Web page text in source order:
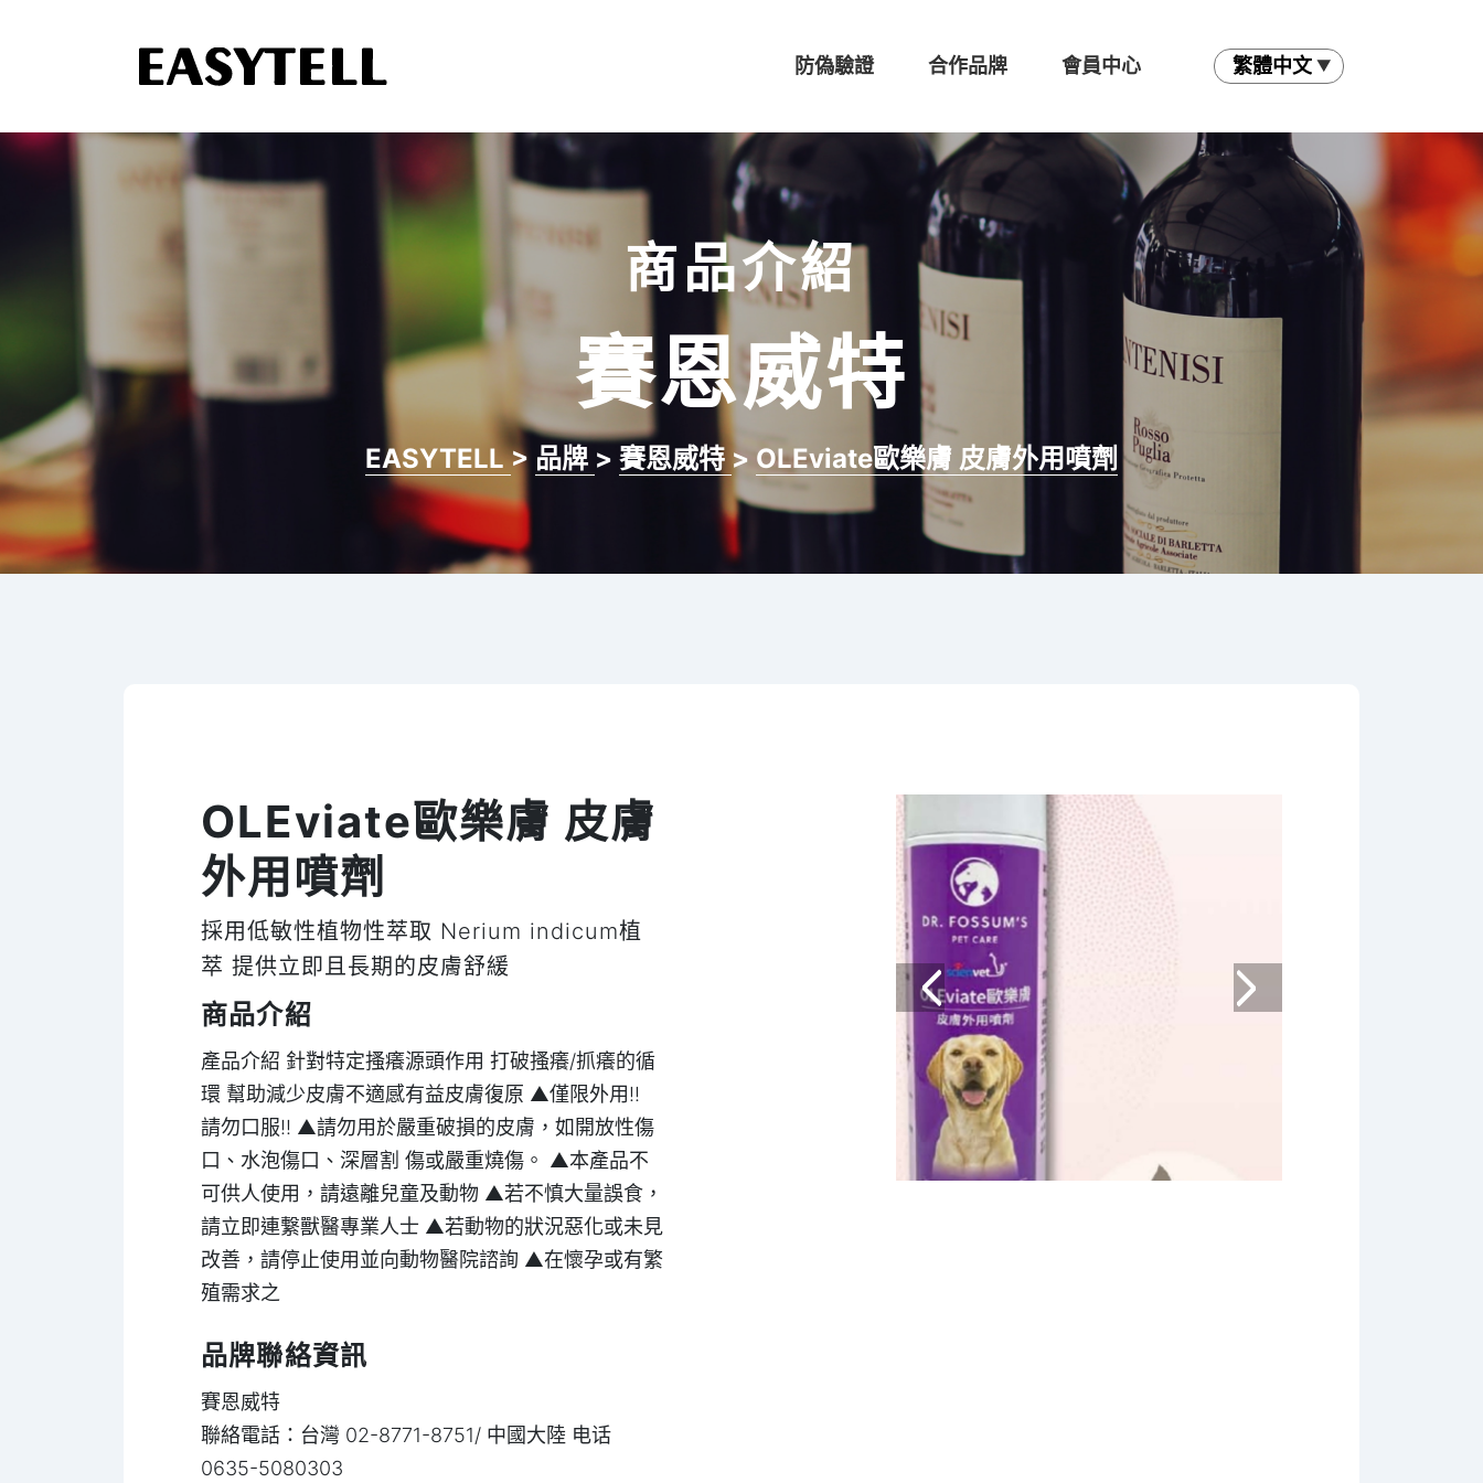
防偽驗證 合作品牌 會員中心
商品介紹
賽恩威特
EASYTELL> 品牌 > 賽恩威特 > OLEviate歐樂膚 皮膚外用噴劑
OLEviate歐樂膚 皮膚
外用噴劑
採用低敏性植物性萃取 Nerium indicum植
萃 提供立即且長期的皮膚舒緩
商品介紹
產品介紹 針對特定搔癢源頭作用 打破搔癢/抓癢的循
環 幫助減少皮膚不適感有益皮膚復原 ▲僅限外用!!
請勿口服!! ▲請勿用於嚴重破損的皮膚，如開放性傷
口、水泡傷口、深層割 傷或嚴重燒傷。 ▲本產品不
可供人使用，請遠離兒童及動物 ▲若不慎大量誤食，
請立即連繋獸醫專業人士 ▲若動物的狀況惡化或未見
改善，請停止使用並向動物醫院諮詢 ▲在懷孕或有繁
殖需求之
品牌聯絡資訊
賽恩威特
聯絡電話：台灣 02-8771-8751/ 中國大陸 电话
0635-5080303